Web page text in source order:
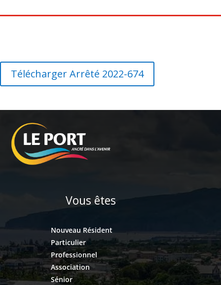
Télécharger Arrêté 2022-674
Vous êtes
Nouveau Résident
Particulier
Professionnel
Association
Sénior